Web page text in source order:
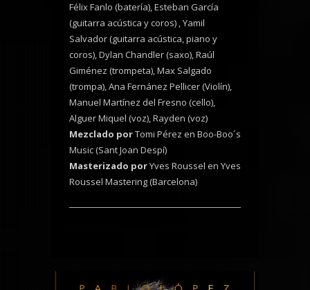
Félix Fanlo (batería), Esteban García
(guitarra acústica y coros) , Yamil
Salvador (guitarra acústica, piano y
coros), Dylan Chandler (saxo), Raúl
Giménez (trompeta), Max Salgado
(trompa), Ana Fernánez Pellicer (Violín),
Manuel Martínez del Fresno (cello),
Alguer Miquel (voz), Rayden (voz)
Mezclado porTomi Pérez en Boo-Boo´s
Music (Sant Joan Despí)
Masterizado porYves Roussel en Yves
Roussel Mastering (Barcelona)